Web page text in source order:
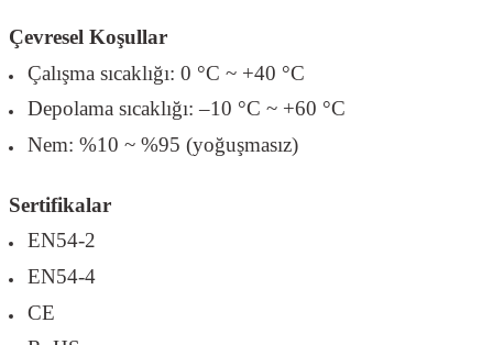
Çevresel Koşullar
Çalışma sıcaklığı: 0 °C ~ +40 °C
Depolama sıcaklığı: –10 °C ~ +60 °C
Nem: %10 ~ %95 (yoğuşmasız)
Sertifikalar
EN54-2
EN54-4
CE